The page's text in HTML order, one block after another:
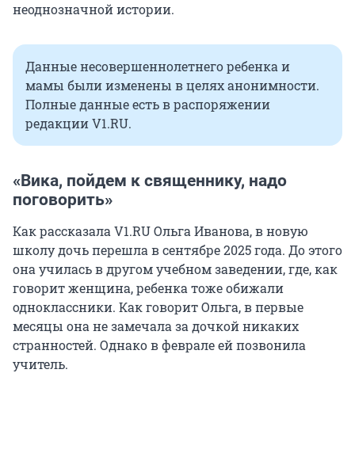
неоднозначной истории.
Данные несовершеннолетнего ребенка и
мамы были изменены в целях анонимности.
Полные данные есть в распоряжении
редакции V1.RU.
«Вика, пойдем к священнику, надо
поговорить»
Как рассказала V1.RU Ольга Иванова, в новую
школу дочь перешла в сентябре 2025 года. До этого
она училась в другом учебном заведении, где, как
говорит женщина, ребенка тоже обижали
одноклассники. Как говорит Ольга, в первые
месяцы она не замечала за дочкой никаких
странностей. Однако в феврале ей позвонила
учитель.